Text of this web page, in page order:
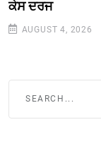
ਕੇਸ ਦਰਜ
AUGUST 4, 2026